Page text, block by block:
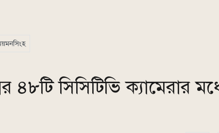
৪৮টি সিসিটিভি ক্যামেরার